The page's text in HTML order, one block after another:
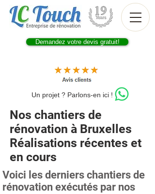
Demandez votre devis gratuit!
Un projet ? Parlons-en ici !
Nos chantiers de
rénovation à Bruxelles
Réalisations récentes et
en cours
Voici les derniers chantiers de
rénovation exécutés par nos